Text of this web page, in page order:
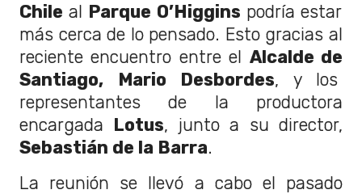
Chile al Parque O’Higgins podría estar
más cerca de lo pensado. Esto gracias al
reciente encuentro entre el Alcalde de
Santiago, Mario Desbordes, y los
representantes de la productora
encargada Lotus, junto a su director,
Sebastián de la Barra.
La reunión se llevó a cabo el pasado